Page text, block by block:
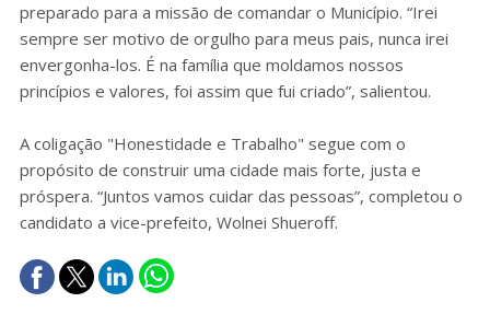
preparado para a missão de comandar o Município. “Irei
sempre ser motivo de orgulho para meus pais, nunca irei
envergonha-los. É na família que moldamos nossos
princípios e valores, foi assim que fui criado”, salientou.
A coligação "Honestidade e Trabalho" segue com o
propósito de construir uma cidade mais forte, justa e
próspera. “Juntos vamos cuidar das pessoas”, completou o
candidato a vice-prefeito, Wolnei Shueroff.